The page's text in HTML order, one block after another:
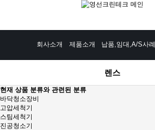
회사소개 제품소개 납품,임대,A/S사례
렌스
현재 상품 분류와 관련된 분류
바닥청소장비
고압세척기
스팀세척기
진공청소기